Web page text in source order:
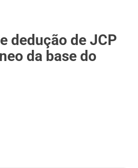
dedução de JCP
da base do